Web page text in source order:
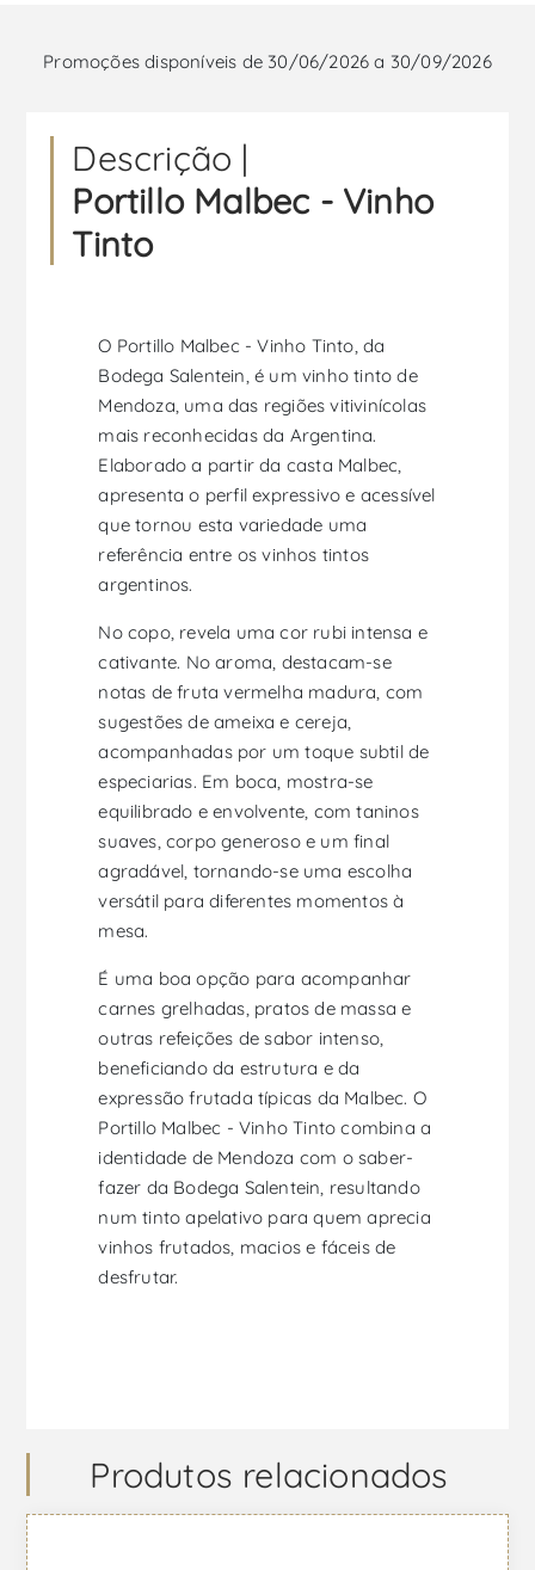
Promoções disponíveis de 30/06/2026 a 30/09/2026
Descrição |
Portillo Malbec - Vinho
Tinto
O Portillo Malbec - Vinho Tinto, da
Bodega Salentein, é um vinho tinto de
Mendoza, uma das regiões vitivinícolas
mais reconhecidas da Argentina.
Elaborado a partir da casta Malbec,
apresenta o perfil expressivo e acessível
que tornou esta variedade uma
referência entre os vinhos tintos
argentinos.
No copo, revela uma cor rubi intensa e
cativante. No aroma, destacam-se
notas de fruta vermelha madura, com
sugestões de ameixa e cereja,
acompanhadas por um toque subtil de
especiarias. Em boca, mostra-se
equilibrado e envolvente, com taninos
suaves, corpo generoso e um final
agradável, tornando-se uma escolha
versátil para diferentes momentos à
mesa.
É uma boa opção para acompanhar
carnes grelhadas, pratos de massa e
outras refeições de sabor intenso,
beneficiando da estrutura e da
expressão frutada típicas da Malbec. O
Portillo Malbec - Vinho Tinto combina a
identidade de Mendoza com o saber-
fazer da Bodega Salentein, resultando
num tinto apelativo para quem aprecia
vinhos frutados, macios e fáceis de
desfrutar.
Produtos relacionados